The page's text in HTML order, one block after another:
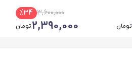
تومان
3,600,000
%34
2,390,000تومان